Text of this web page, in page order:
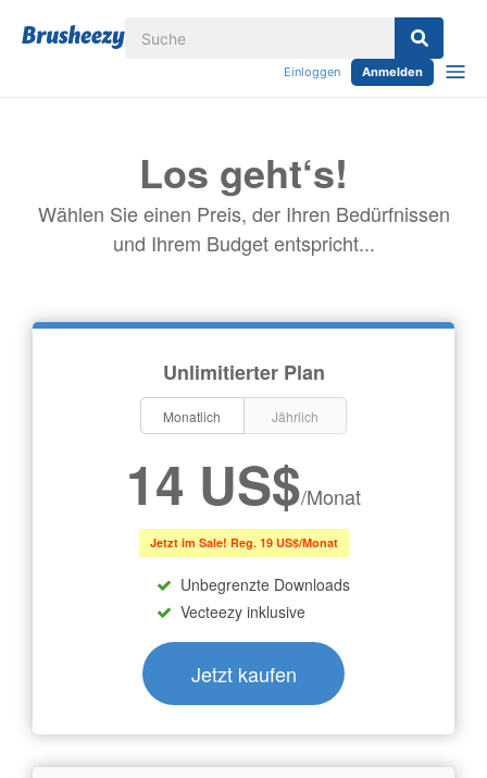
Einloggen Anmelden
Los geht‘s!
Wählen Sie einen Preis, der Ihren Bedürfnissen
und Ihrem Budget entspricht...
Unlimitierter Plan
Monatlich Jährlich
14 US$/Monat
Jetzt im Sale! Reg. 19 US$/Monat
Unbegrenzte Downloads
Vecteezy inklusive
Jetzt kaufen